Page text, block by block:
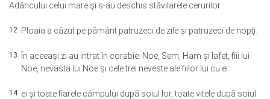
Adâncului celui mare şi s-au deschis stăvilarele cerurilor.
12 Ploaia a căzut pe pământ patruzeci de zile şi patruzeci de nopţi.
13
În aceeaşi zi au intrat în corabie: Noe, Sem, Ham şi Iafet, fiii lui
Noe, nevasta lui Noe şi cele trei neveste ale fiilor lui cu ei:
14 ei şi toate fiarele câmpului după soiul lor, toate vitele după soiul